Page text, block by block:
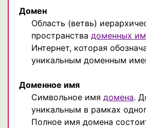
Домен
Область (ветвь)
пространства доменных
Интернет, которая
уникальным доменным
Доменное имя
Символьное имя домена.
уникальным в рамках
Полное имя домена